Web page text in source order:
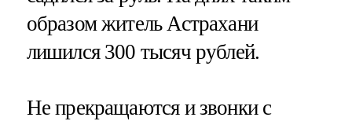
образом житель Астрахани
лишился 300 тысяч рублей.
Не прекращаются и звонки с